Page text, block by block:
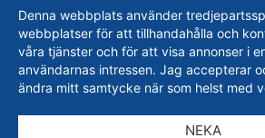
Denna webbplats använder
webbplatser för att tillhandahålla och
våra tjänster och för att visa annonser i
användarnas intressen. Jag accepterar
ändra mitt samtycke när som helst med
NEKA